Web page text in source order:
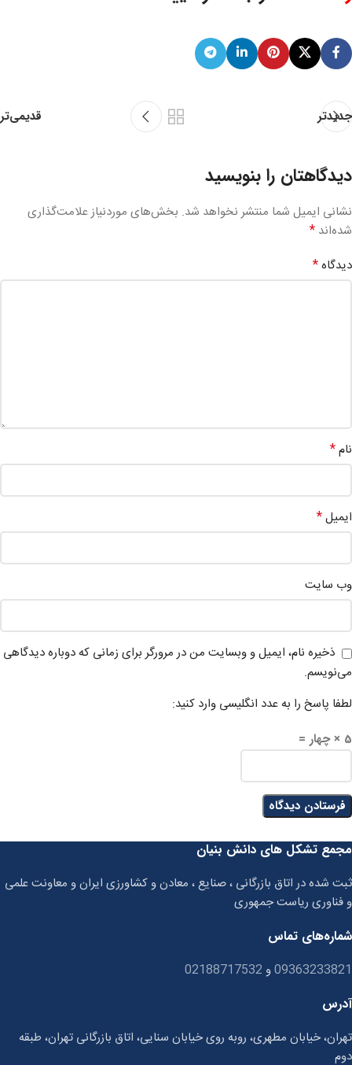
جدیدتر قدیمی‌تر
دیدگاهتان را بنویسید
نشانی ایمیل شما منتشر نخواهد شد. بخش‌های موردنیاز علامت‌گذاری
شده‌اند *
دیدگاه*
نام*
ایمیل*
وب‌ سایت
ذخیره نام، ایمیل و وبسایت من در مرورگر برای زمانی که دوباره دیدگاهی
می‌نویسم.
لطفا پاسخ را به عدد انگلیسی وارد کنید:
5 × چهار =
مجمع تشکل های دانش بنیان
ثبت شده در اتاق بازرگانی ، صنایع ، معادن و کشاورزی ایران و معاونت علمی
و فناوری ریاست جمهوری
شماره‌های تماس
09363233821و 02188717532
آدرس
تهران، خیابان مطهری، روبه روی خیابان سنایی، اتاق بازرگانی تهران، طبقه
دوم